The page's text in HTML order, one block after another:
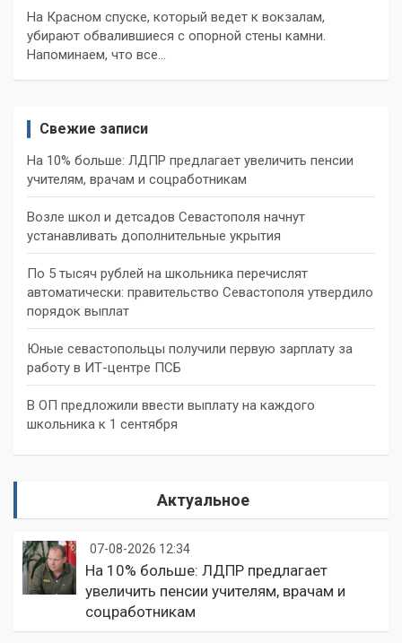
На Красном спуске, который ведет к вокзалам,
убирают обвалившиеся с опорной стены камни.
Напоминаем, что все…
Свежие записи
На 10% больше: ЛДПР предлагает увеличить пенсии
учителям, врачам и соцработникам
Возле школ и детсадов Севастополя начнут
устанавливать дополнительные укрытия
По 5 тысяч рублей на школьника перечислят
автоматически: правительство Севастополя утвердило
порядок выплат
Юные севастопольцы получили первую зарплату за
работу в ИТ-центре ПСБ
В ОП предложили ввести выплату на каждого
школьника к 1 сентября
Актуальное
07-08-2026 12:34
На 10% больше: ЛДПР предлагает
увеличить пенсии учителям, врачам и
соцработникам